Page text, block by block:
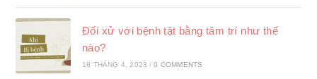
Đối xử với bệnh tật bằng tâm trí như thế
nào?
18 THÁNG 4, 2023 / 0 COMMENTS